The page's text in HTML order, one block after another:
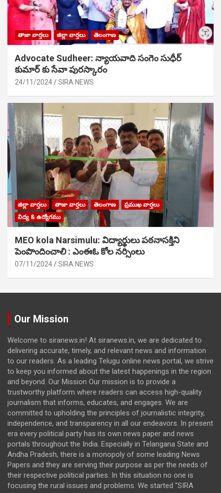
తాజా వార్తలు జిల్లా వార్తలు తెలంగాణ
Advocate Sudheer: న్యాయవాది సంగెం సుధీర్
కుమార్ కు సేవా పురస్కారం
24/11/2024 SIRA NEWS
జిల్లా వార్తలు తాజా వార్తలు తెలంగాణ
ప్రముఖ వార్తలు
విద్య & ఉద్యోగము
MEO kola Narsimulu: విద్యార్థులు పఠ‌నాసక్తిని
పెంపొందించాలి : ఎంఈఓ కోల నర్సింలు
07/11/2024 SIRA NEWS
Our Mission
Welcome to siranews.in! At siranews.in, we are dedicated to
delivering accurate, timely, and relevant news and information
to our readers. As a leading Telugu online news portal, we strive
to keep you informed about the latest happenings in the region
and beyond. Our Mission Our mission is to provide a
trustworthy platform where readers can access high-quality
journalism that informs, educates, and engages. We are
committed to upholding the principles of journalistic integrity,
independence, and transparency in all our endeavors. In present
era every political party has its own news paper and news
portals throughout the India. Especially in Telangana State and
Andha Pradesh, there is a monopoly of some leading News
Papers and they are serving their purpose as per the needs of
their respective political parties. In this situation no one is
focusing the rural issues and problems. We started "SIRA